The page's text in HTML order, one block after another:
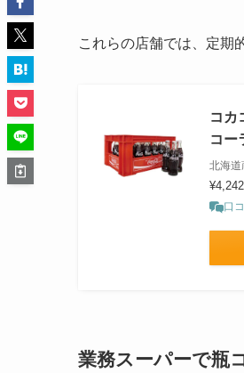
これらの店舗では、定期
コカ
コー
北海道
¥4,242
口
業務スーパーで瓶